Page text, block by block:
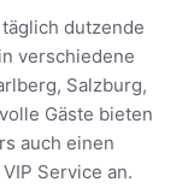
dutzende
verschiedene
Salzburg,
Gäste bieten
auch einen
Service an.